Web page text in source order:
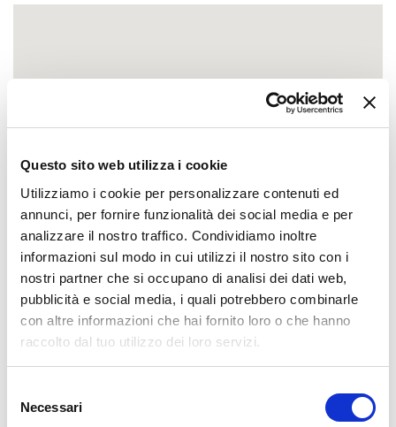
Questo sito web utilizza i cookie
Utilizziamo i cookie per personalizzare contenuti ed
annunci, per fornire funzionalità dei social media e per
analizzare il nostro traffico. Condividiamo inoltre
informazioni sul modo in cui utilizzi il nostro sito con i
nostri partner che si occupano di analisi dei dati web,
pubblicità e social media, i quali potrebbero combinarle
con altre informazioni che hai fornito loro o che hanno
raccolto dal tuo utilizzo dei loro servizi.
delNecessari